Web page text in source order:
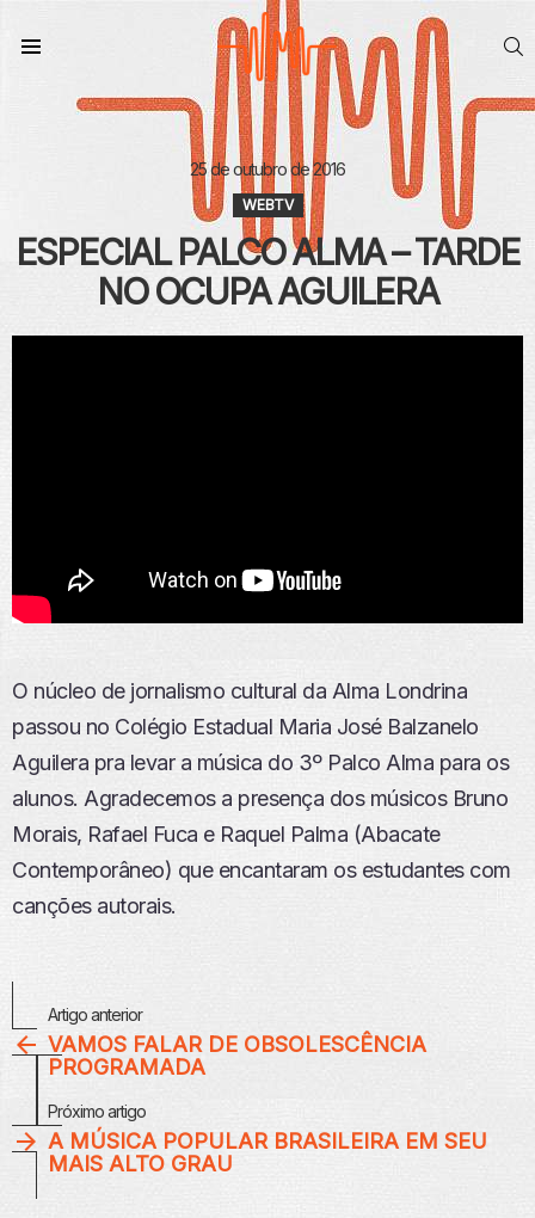
25 de outubro de 2016
WEBTV
ESPECIAL PALCO ALMA – TARDE
NO OCUPA AGUILERA
O núcleo de jornalismo cultural da Alma Londrina
passou no Colégio Estadual Maria José Balzanelo
Aguilera pra levar a música do 3º Palco Alma para os
alunos. Agradecemos a presença dos músicos Bruno
Morais, Rafael Fuca e Raquel Palma (Abacate
Contemporâneo) que encantaram os estudantes com
canções autorais.
MaisArtigo anterior
VAMOS FALAR DE OBSOLESCÊNCIA
PROGRAMADA
Próximo artigo
A MÚSICA POPULAR BRASILEIRA EM SEU
MAIS ALTO GRAU